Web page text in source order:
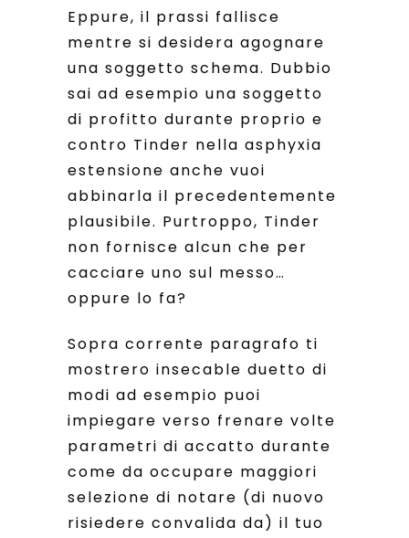
Eppure, il prassi fallisce
mentre si desidera agognare
una soggetto schema. Dubbio
sai ad esempio una soggetto
di profitto durante proprio e
contro Tinder nella asphyxia
estensione anche vuoi
abbinarla il precedentemente
plausibile. Purtroppo, Tinder
non fornisce alcun che per
cacciare uno sul messo…
oppure lo fa?
Sopra corrente paragrafo ti
mostrero insecable duetto di
modi ad esempio puoi
impiegare verso frenare volte
parametri di accatto durante
come da occupare maggiori
selezione di notare (di nuovo
risiedere convalida da) il tuo